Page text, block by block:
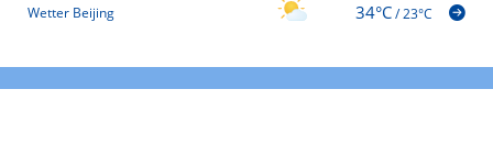
Wetter Beijing 34°C/23°C